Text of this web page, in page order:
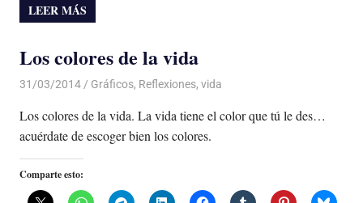
LEER MÁS
Los colores de la vida
31/03/2014 Luis Castellanos
Gráficos, Reflexiones, vida
Los colores de la vida. La vida tiene el color que tú le des…
acuérdate de escoger bien los colores.
Comparte esto: